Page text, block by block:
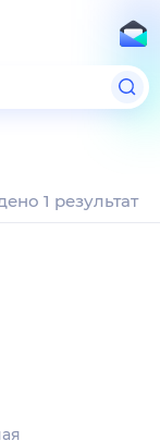
1 результат